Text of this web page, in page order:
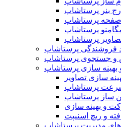
بنر پرستاشاپ
پرستاشاپ
پرستاشاپ
پرستاشاپ
فروشندگی پرستاشاپ
و جستجوی پرستاشاپ
بهینه سازی پرستاشاپ
سازی تصاویر
پرستاشاپ
ساز پرستاشاپ
و ریچ اسنیپت
مدیریت پرستاشاپ